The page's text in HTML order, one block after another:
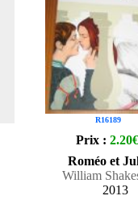
R16189
Prix : 2.20€
Roméo et
William
2013